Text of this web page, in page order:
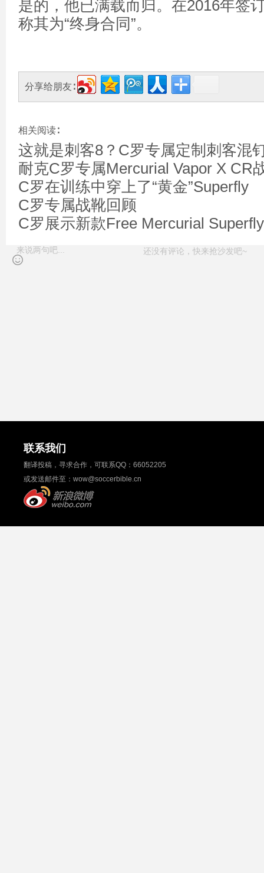
是的，他已满载而归。在2016年签
称其为“终身合同”。
分享给朋友∶
相关阅读∶
这就是刺客8？C罗专属定制刺客混
耐克C罗专属Mercurial Vapor X CR
C罗在训练中穿上了“黄金”Superfly
C罗专属战靴回顾
C罗展示新款Free Mercurial
还没有评论，快来抢沙发吧~
联系我们
翻译投稿，寻求合作，可联系QQ： 66052205
或发送邮件至： wow@soccerbible.cn